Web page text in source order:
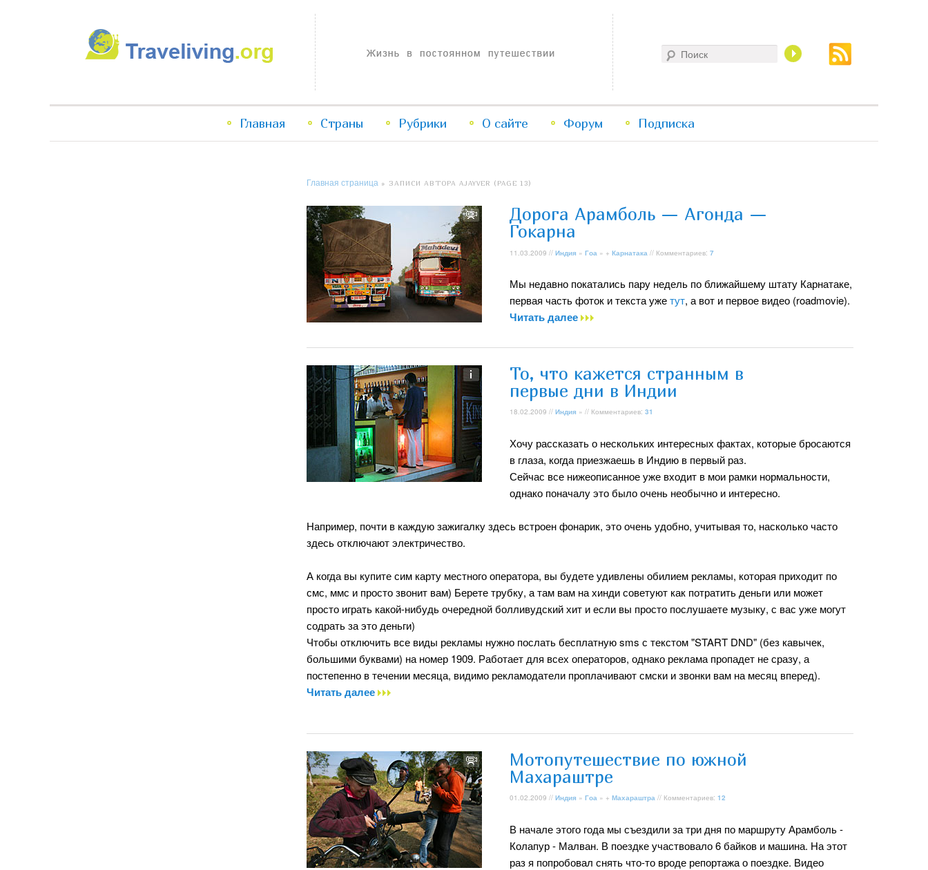
Traveliving
Жизнь в постоянном путешествии
Перейти
содержимому
Перейти
содержимому
Главная Страны Рубрики О сайте Форум Подписка
Главная страница » ЗАПИСИ АВТОРА AJAYVER (PAGE 13)
Дорога Арамболь — Агонда —
Гокарна
11.03.2009 // Индия » Гоа » + Карнатака // Комментариев: 7
Мы недавно покатались пару недель по ближайшему штату Карнатаке,
первая часть фоток и текста ужетут, а вот и первое видео (roadmovie).
Читать далее
То, что кажется странным в
первые дни в Индии
18.02.2009 // Индия » // Комментариев: 31
Хочу рассказать о нескольких интересных фактах, которые бросаются
в глаза, когда приезжаешь в Индию в первый раз.
Сейчас все нижеописанное уже входит в мои рамки нормальности,
однако поначалу это было очень необычно и интересно.
Например, почти в каждую зажигалку здесь встроен фонарик, это очень удобно, учитывая то, насколько часто
здесь отключают электричество.
А когда вы купите сим карту местного оператора, вы будете удивлены обилием рекламы, которая приходит по
смс, ммс и просто звонит вам) Берете трубку, а там вам на хинди советуют как потратить деньги или может
просто играть какой-нибудь очередной болливудский хит и если вы просто послушаете музыку, с вас уже могут
содрать за это деньги)
Чтобы отключить все виды рекламы нужно послать бесплатную sms с текстом "START DND" (без кавычек,
большими буквами) на номер 1909. Работает для всех операторов, однако реклама пропадет не сразу, а
постепенно в течении месяца, видимо рекламодатели проплачивают смски и звонки вам на месяц вперед).
Читать далее
Мотопутешествие по южной
Махараштре
01.02.2009 // Индия » Гоа » + Махараштра // Комментариев: 12
В начале этого года мы съездили за три дня по маршруту Арамболь -
Колапур - Малван. В поездке участвовало 6 байков и машина. На этот
раз я попробовал снять что-то вроде репортажа о поездке. Видео